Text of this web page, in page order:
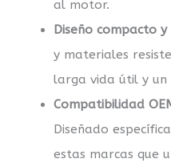
al motor.
Diseño compacto
y materiales
larga vida útil y un
Compatibilidad
Diseñado
estas marcas que